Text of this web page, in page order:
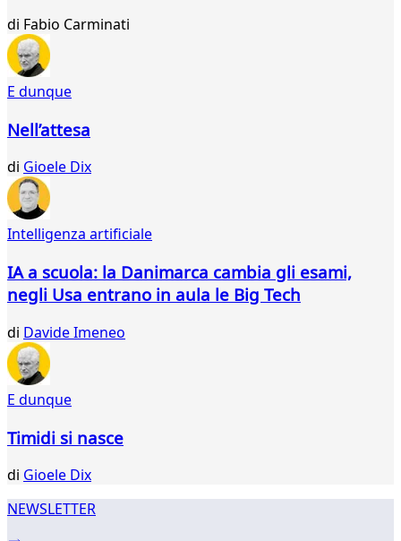
...
di Fabio Carminati
E dunque
Nell’attesa
di Gioele Dix
Intelligenza artificiale
IA a scuola: la Danimarca cambia gli esami,
negli Usa entrano in aula le Big Tech
di Davide Imeneo
E dunque
Timidi si nasce
di Gioele Dix
NEWSLETTER